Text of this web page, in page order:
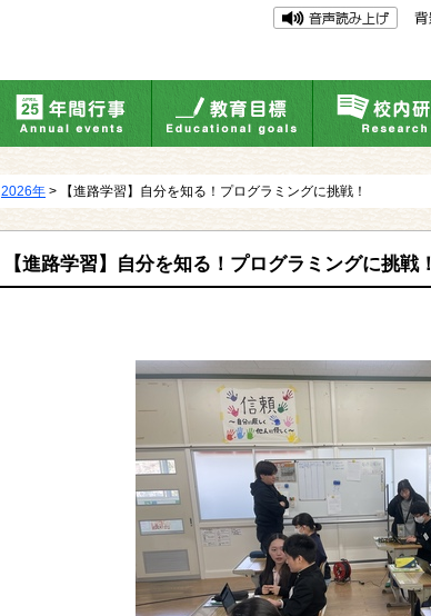
2026年 > 【進路学習】自分を知る！プログラミングに挑戦！
【進路学習】自分を知る！プログラミングに挑戦！